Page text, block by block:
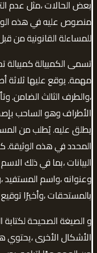
بعض الحالات ،مثل عدم
منصوص عليه في هذه
للمساءلة القانونية من
تسمى الكمبيالة
مهمة. يوقع عليها ثلاثة
،والطرف الثالث الضامن.
الأطراف وهو الساحب
يطلق عليه. يُطلب من
المحدد في هذه الوثيقة.
البيانات ،بما في ذلك
وعنوانه ،واسم المستفيد
بالمستحقات ،وأخيرًا
و الصيغة الصحيحة لكتابة
الأشكال الأخرى